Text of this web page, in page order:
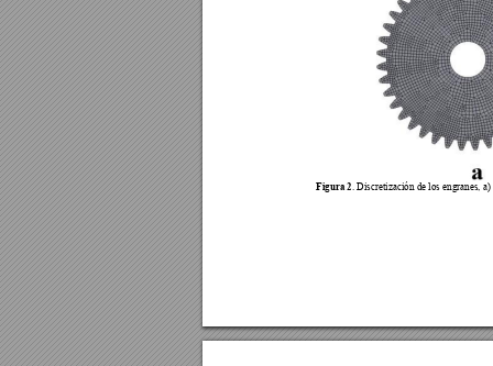
Figura 2 . Discretización de los engranes, a)